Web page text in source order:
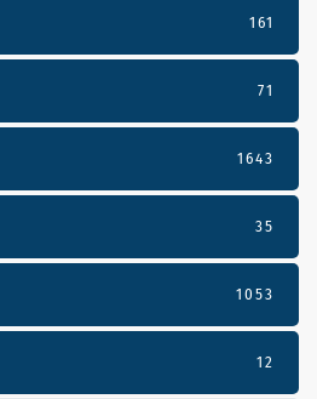
161
71
1643
35
1053
12